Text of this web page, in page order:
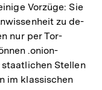
Vorzüge: Sie
zu de-
nur per Tor-
.onion-
Stellen
im klassischen